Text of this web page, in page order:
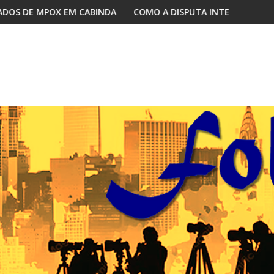
COMO A DISPUTA INTERNA NO MPLA REDEFINE O JOGO PARA